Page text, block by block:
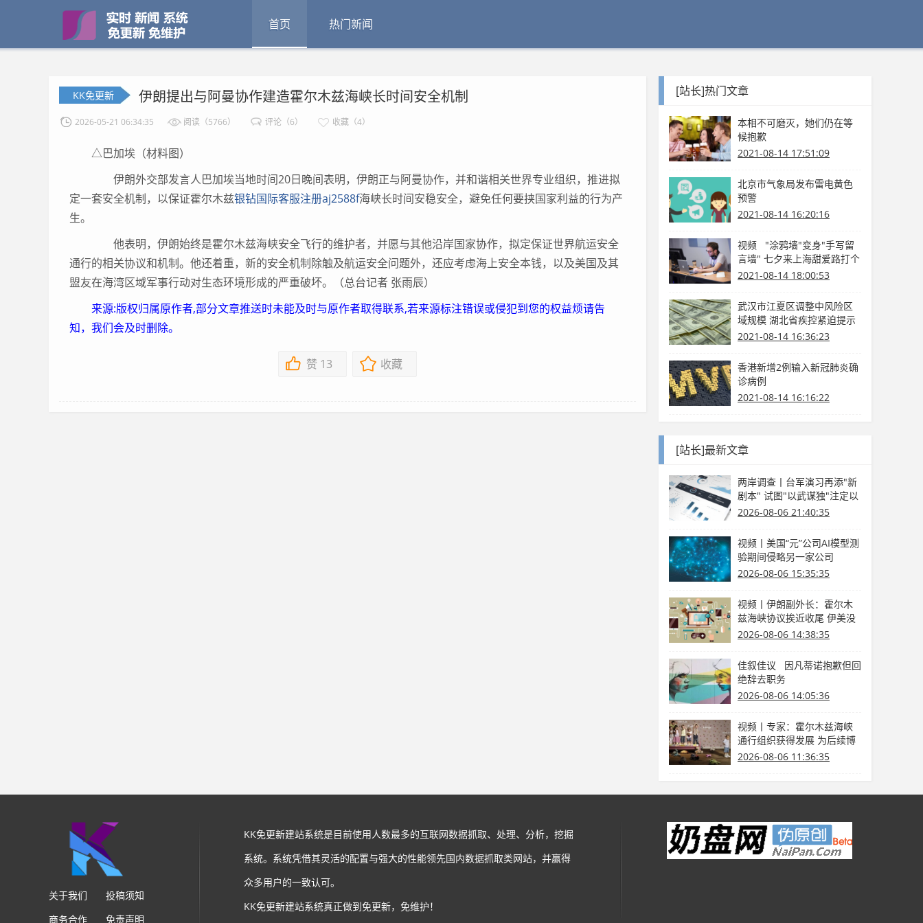
首页 热门新闻
KK免更新 伊朗提出与阿曼协作建造霍尔木兹海峡长时间安全机制
2026-05-21 06:34:35 阅读（5766） 评论（6） 收藏（4）
△巴加埃（材料图）
伊朗外交部发言人巴加埃当地时间20日晚间表明，伊朗正与阿曼协作，并和谐相关世界专业组织，推进拟
定一套安全机制，以保证霍尔木兹银钻国际客服注册aj2588f海峡长时间安稳安全，避免任何要挟国家利益的行为产
生。
他表明，伊朗始终是霍尔木兹海峡安全飞行的维护者，并愿与其他沿岸国家协作，拟定保证世界航运安全
通行的相关协议和机制。他还着重，新的安全机制除触及航运安全问题外，还应考虑海上安全本钱，以及美国及其
盟友在海湾区域军事行动对生态环境形成的严重破坏。（总台记者 张雨辰）
来源:版权归属原作者,部分文章推送时未能及时与原作者取得联系,若来源标注错误或侵犯到您的权益烦请告
知，我们会及时删除。
赞 13 收藏
[站长]热门文章
本相不可磨灭，她们仍在等
候抱歉
2021-08-14 17:51:09
北京市气象局发布雷电黄色
预警
2021-08-14 16:20:16
视频 "涂鸦墙"变身"手写留
言墙" 七夕来上海甜爱路打个
卡吧
2021-08-14 18:00:53
武汉市江夏区调整中风险区
域规模 湖北省疾控紧迫提示
2021-08-14 16:36:23
香港新增2例输入新冠肺炎确
诊病例
2021-08-14 16:16:22
[站长]最新文章
两岸调查丨台军演习再添"新
剧本" 试图"以武谋独"注定以
卵击石
2026-08-06 21:40:35
视频丨美国“元”公司AI模型测
验期间侵略另一家公司
2026-08-06 15:35:35
视频丨伊朗副外长：霍尔木
兹海峡协议挨近收尾 伊美没
有商洽
2026-08-06 14:38:35
佳叙佳议 因凡蒂诺抱歉但回
绝辞去职务
2026-08-06 14:05:36
视频丨专家：霍尔木兹海峡
通行组织获得发展 为后续博
弈供给缓冲期
2026-08-06 11:36:35
关于我们
投稿须知
商务合作
免责声明
KK免更新建站系统是目前使用人数最多的互联网数据抓取、处理、分析，挖掘
系统。系统凭借其灵活的配置与强大的性能领先国内数据抓取类网站，并赢得
众多用户的一致认可。
KK免更新建站系统真正做到免更新，免维护！